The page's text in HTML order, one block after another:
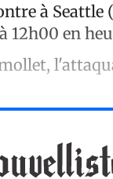
à Seattle
12h00 en